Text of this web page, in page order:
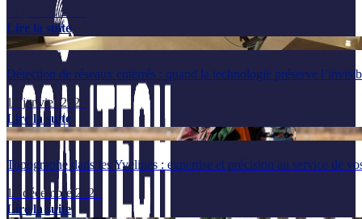
29 janvier 2026
Lire la suite
Détection de réseaux enterrés : quand la technologie préserve
14 janvier 2026
Lire la suite
Topographe dans les Yvelines : expertise et précision au service de
17 décembre 2025
Lire la suite